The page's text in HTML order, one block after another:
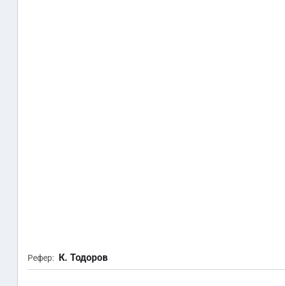
Рефер: К. Тодоров